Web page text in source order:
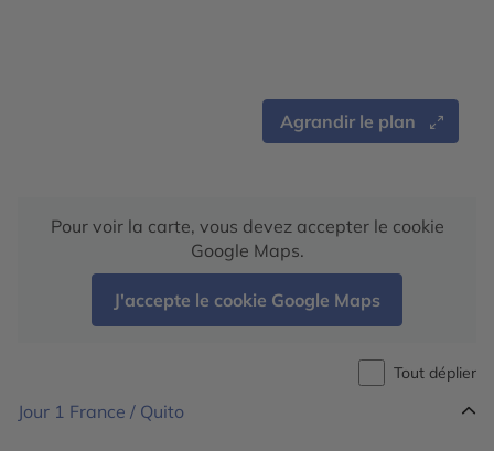
Agrandir le plan
Pour voir la carte, vous devez accepter le cookie
Google Maps.
J'accepte le cookie Google Maps
Tout déplier
Jour 1 France / Quito